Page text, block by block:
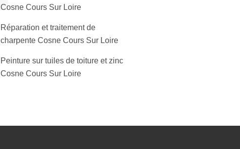
Cosne Cours Sur Loire
Réparation et traitement de
charpente Cosne Cours Sur Loire
Peinture sur tuiles de toiture et zinc
Cosne Cours Sur Loire